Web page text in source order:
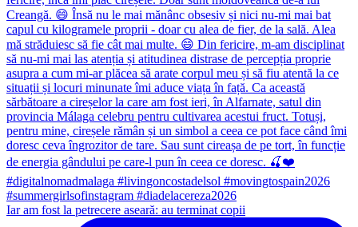
Iar am fost la petrecere aseară: au terminat copii